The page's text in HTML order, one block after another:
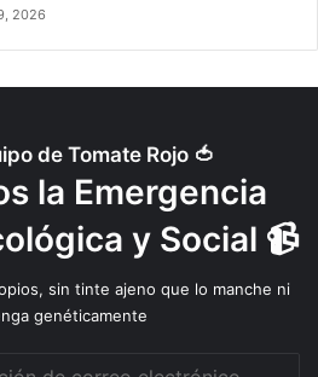
la depresión, la soledad y el
la pandemia de covid 19
que ya venía con malos
mismo tiempo es una canción
Me ha tocado acompañar muy de
con cuadros depresivos. La
triste y encerrada, pero
2026
de Tomate Rojo 🍅
la Emergencia
y Social 📹
sin tinte ajeno que lo manche ni
genéticamente